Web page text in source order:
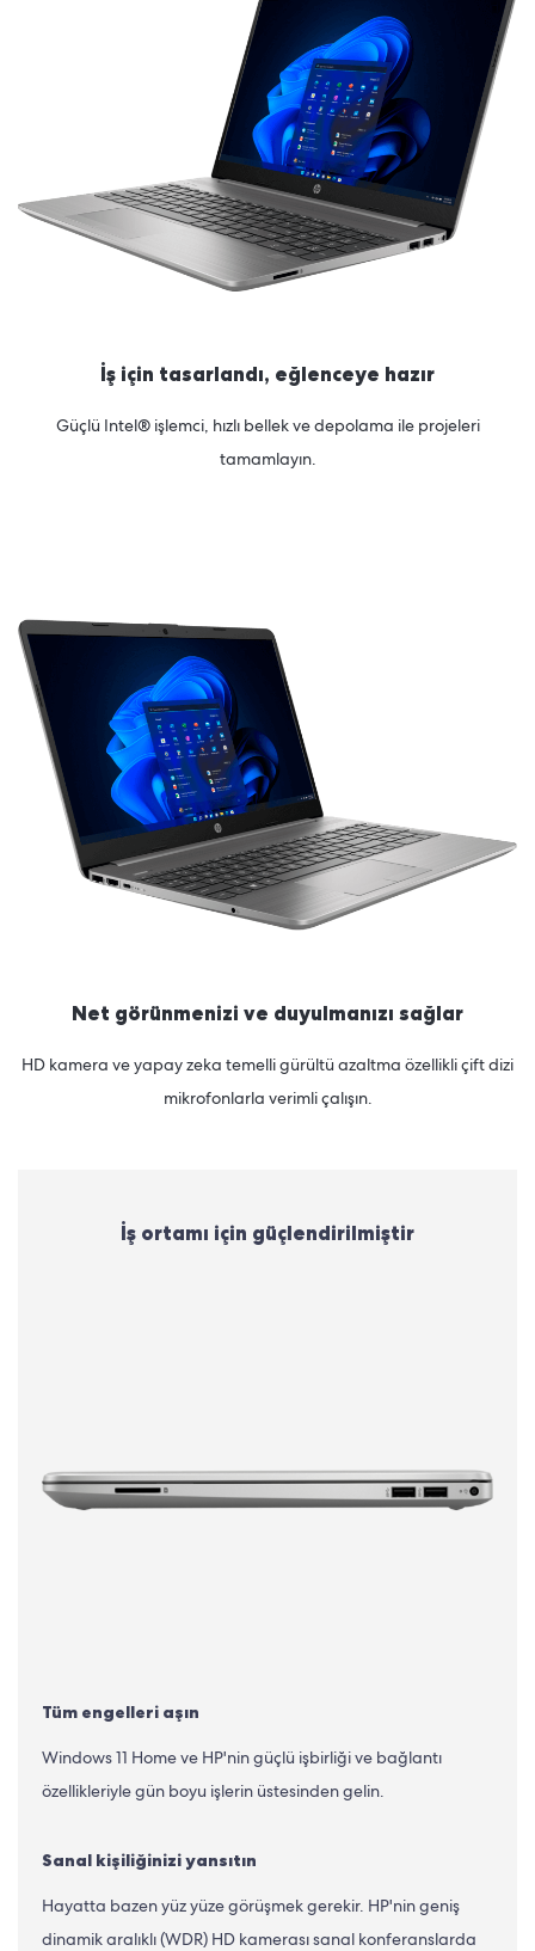
İş için tasarlandı, eğlenceye hazır
Güçlü Intel® işlemci, hızlı bellek ve depolama ile projeleri
tamamlayın.
Net görünmenizi ve duyulmanızı sağlar
HD kamera ve yapay zeka temelli gürültü azaltma özellikli çift dizi
mikrofonlarla verimli çalışın.
İş ortamı için güçlendirilmiştir
Tüm engelleri aşın
Windows 11 Home ve HP'nin güçlü işbirliği ve bağlantı
özellikleriyle gün boyu işlerin üstesinden gelin.
Sanal kişiliğinizi yansıtın
Hayatta bazen yüz yüze görüşmek gerekir. HP'nin geniş
dinamik aralıklı (WDR) HD kamerası sanal konferanslarda